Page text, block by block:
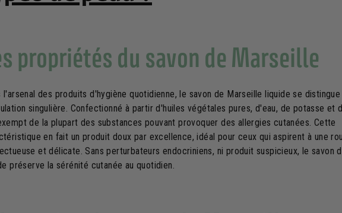
propriétés du savon de Marseille
l'arsenal des produits d'hygiène quotidienne, le savon de Marseille liquide se
singulière. Confectionné à partir d'huiles végétales pures, d'eau, de potasse et
de la plupart des substances pouvant provoquer des allergies cutanées. Cette
en fait un produit doux par excellence, idéal pour ceux qui aspirent à une
et délicate. Sans perturbateurs endocriniens, ni produit suspicieux, le savon
préserve la sérénité cutanée au quotidien.